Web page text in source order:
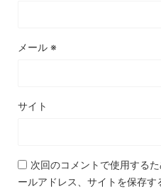
メール ※
サイト
次回のコメントで使用する
ールアドレス、サイトを保存す